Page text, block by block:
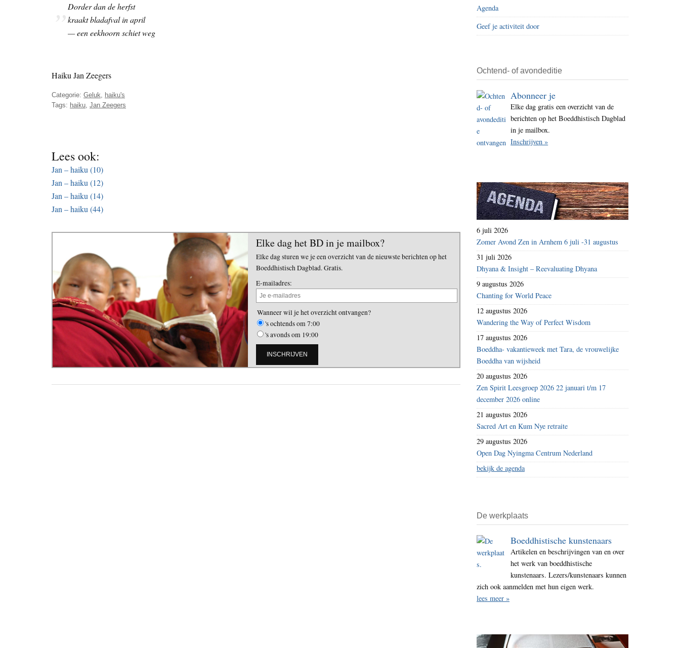
i
t
e
Dorder dan de herfst
kraakt bladafval in april
— een eekhoorn schiet weg
Haiku Jan Zeegers
Categorie: Geluk, haiku's
Tags: haiku, Jan Zeegers
Lees ook:
Jan – haiku (10)
Jan – haiku (12)
Jan – haiku (14)
Jan – haiku (44)
Elke dag het BD in je mailbox?
Elke dag sturen we je een overzicht van de nieuwste berichten op het
Boeddhistisch Dagblad. Gratis.
E-mailadres:
Wanneer wil je het overzicht ontvangen?
's ochtends om 7:00
's avonds om 19:00
Agenda
Geef je activiteit door
Ochtend- of avondeditie
Abonneer je
Elke dag gratis een overzicht van de
berichten op het Boeddhistisch Dagblad
in je mailbox.
Inschrijven »
6 juli 2026
Zomer Avond Zen in Arnhem 6 juli -31 augustus
31 juli 2026
Dhyana & Insight – Reevaluating Dhyana
9 augustus 2026
Chanting for World Peace
12 augustus 2026
Wandering the Way of Perfect Wisdom
17 augustus 2026
Boeddha- vakantieweek met Tara, de vrouwelijke
Boeddha van wijsheid
20 augustus 2026
Zen Spirit Leesgroep 2026 22 januari t/m 17
december 2026 online
21 augustus 2026
Sacred Art en Kum Nye retraite
29 augustus 2026
Open Dag Nyingma Centrum Nederland
bekijk de agenda
De werkplaats
Boeddhistische kunstenaars
Artikelen en beschrijvingen van en over
het werk van boeddhistische
kunstenaars. Lezers/kunstenaars kunnen
zich ook aanmelden met hun eigen werk.
lees meer »